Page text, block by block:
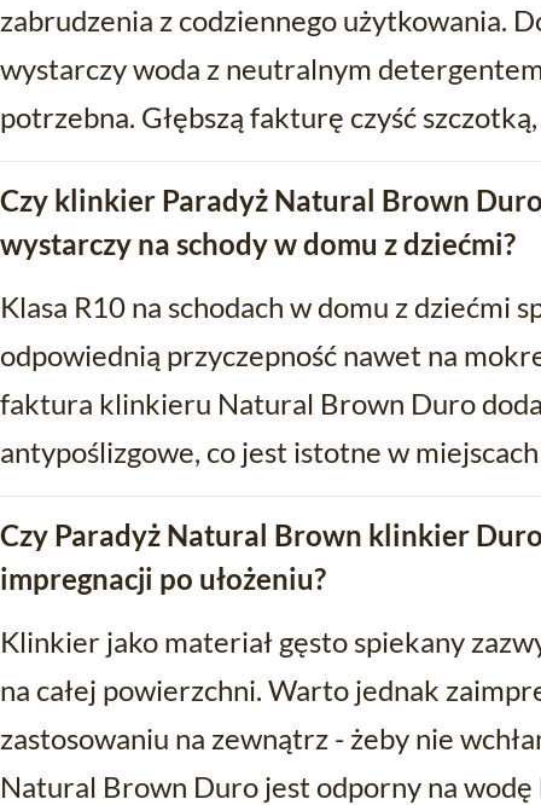
zabrudzenia z codziennego użytkowania.
wystarczy woda z neutralnym
potrzebna. Głębszą fakturę czyść
Czy klinkier Paradyż Natural Brown
wystarczy na schody w domu z dziećmi?
Klasa R10 na schodach w domu z dziećmi
odpowiednią przyczepność nawet na
faktura klinkieru Natural Brown Duro
antypoślizgowe, co jest istotne w
Czy Paradyż Natural Brown klinkier
impregnacji po ułożeniu?
Klinkier jako materiał gęsto spiekany
na całej powierzchni. Warto jednak
zastosowaniu na zewnątrz - żeby nie
Natural Brown Duro jest odporny na wodę